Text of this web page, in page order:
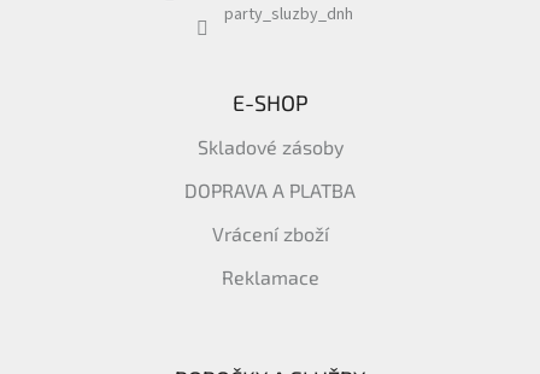
party_sluzby_dnh
E-SHOP
Skladové zásoby
DOPRAVA A PLATBA
Vrácení zboží
Reklamace